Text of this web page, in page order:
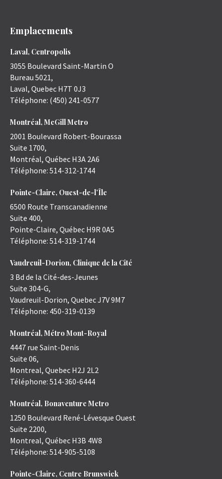
Emplacements
Laval, Centropolis
3055 Boulevard Saint-Martin O
Bureau 5021,
Laval, Quebec H7T 0J3
Téléphone: (450) 241-0577
Montréal, McGill Metro
2001 Boulevard Robert-Bourassa
Suite 1700,
Montréal, Québec H3A 2A6
Téléphone: 514-312-1744
Pointe-Claire, Ouest-de-l’Île
6500 Route Transcanadienne
Suite 400,
Pointe-Claire, Québec H9R 0A5
Téléphone: 514-319-1744
Vaudreuil-Dorion, Clinique de la Cité
3 Bd de la Cité-des-Jeunes
Suite 304-G,
Vaudreuil-Dorion, QuebecJ7V 9M7
Téléphone: 450-319-0139
Montréal, Métro Mont-Royal
4447 rue Saint-Denis
Suite 06,
Montreal, Quebec H2J 2L2
Téléphone: 514-360-6444
Montréal, Bonaventure Metro
1250 Boulevard René-Lévesque Ouest
Suite 2200,
Montreal, Québec H3B 4W8
Téléphone: 514-905-5108
Pointe-Claire, Centre Brunswick